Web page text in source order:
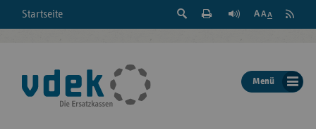
Startseite
Suche
der
Seite
Feed
Menü